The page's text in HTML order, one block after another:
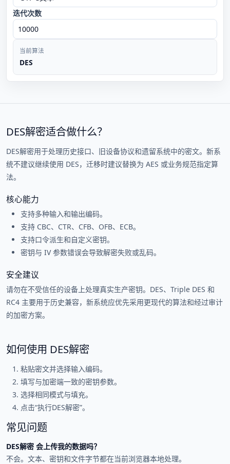
迭代次数
当前算法
DES
DES解密适合做什么？
DES解密用于处理历史接口、旧设备协议和遗留系统中的密文。新系
统不建议继续使用 DES，迁移时建议替换为 AES 或业务规范指定算
法。
核心能力
支持多种输入和输出编码。
支持 CBC、CTR、CFB、OFB、ECB。
支持口令派生和自定义密钥。
密钥与 IV 参数错误会导致解密失败或乱码。
安全建议
请勿在不受信任的设备上处理真实生产密钥。DES、Triple DES 和
RC4 主要用于历史兼容，新系统应优先采用更现代的算法和经过审计
的加密方案。
如何使用 DES解密
粘贴密文并选择输入编码。
填写与加密端一致的密钥参数。
选择相同模式与填充。
点击“执行DES解密”。
常见问题
DES解密 会上传我的数据吗？
不会。文本、密钥和文件字节都在当前浏览器本地处理。